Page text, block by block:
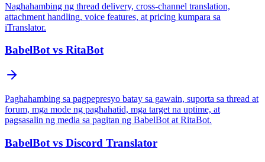
Naghahambing ng thread delivery, cross-channel translation,
attachment handling, voice features, at pricing kumpara sa
iTranslator.
BabelBot vs RitaBot
Paghahambing sa pagpepresyo batay sa gawain, suporta sa thread at
forum, mga mode ng paghahatid, mga target na uptime, at
pagsasalin ng media sa pagitan ng BabelBot at RitaBot.
BabelBot vs Discord Translator